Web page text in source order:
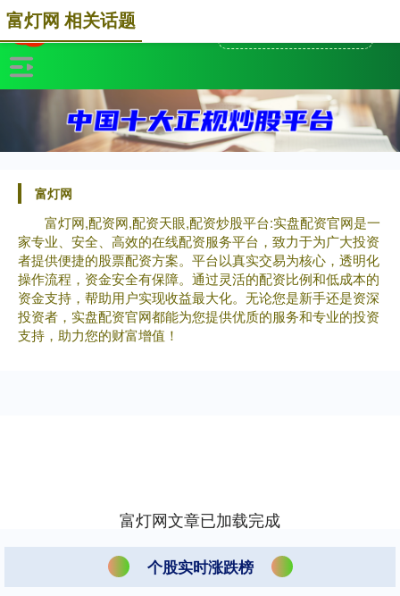
富灯网
富灯网,配资网,配资天眼,配资炒股平台:实盘配资官网是一
家专业、安全、高效的在线配资服务平台，致力于为广大投资
者提供便捷的股票配资方案。平台以真实交易为核心，透明化
操作流程，资金安全有保障。通过灵活的配资比例和低成本的
资金支持，帮助用户实现收益最大化。无论您是新手还是资深
投资者，实盘配资官网都能为您提供优质的服务和专业的投资
支持，助力您的财富增值！
富灯网 相关话题
富灯网文章已加载完成
个股实时涨跌榜